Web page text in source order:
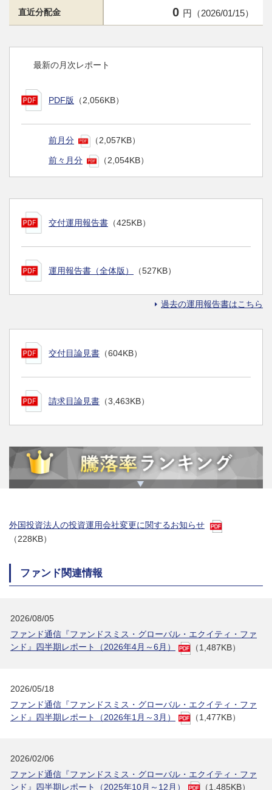
直近分配金 0 円（2026/01/15）
最新の月次レポート
PDF版 （2,056KB）
前月分 （2,057KB）
前々月分 （2,054KB）
交付運用報告書 （425KB）
運用報告書（全体版） （527KB）
過去の運用報告書はこちら
交付目論見書 （604KB）
請求目論見書 （3,463KB）
外国投資法人の投資運用会社変更に関するお知らせ
（228KB）
ファンド関連情報
2026/08/05
ファンド通信『ファンドスミス・グローバル・エクイティ・ファ
ンド』四半期レポート（2026年4月～6月）
（1,487KB）
2026/05/18
ファンド通信『ファンドスミス・グローバル・エクイティ・ファ
ンド』四半期レポート（2026年1月～3月）
（1,477KB）
2026/02/06
ファンド通信『ファンドスミス・グローバル・エクイティ・ファ
ンド』四半期レポート（2025年10月～12月）
（1,485KB）